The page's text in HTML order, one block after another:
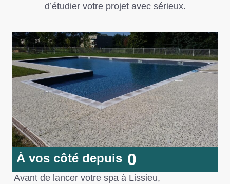
d’étudier votre projet avec sérieux.
À vos côté depuis 0
Avant de lancer votre spa à Lissieu,